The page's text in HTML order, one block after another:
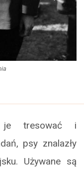
je tresować i
psy znalazły
Używane są